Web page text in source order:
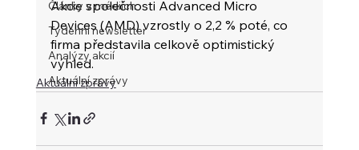
Články v médiích
Týdenní newsletter
Analýzy akcií
Aktuální zprávy
Akcie společnosti Advanced Micro
Devices (AMD) vzrostly o 2,2 % poté, co
firma představila celkově optimistický
výhled.
Aktuální zprávy